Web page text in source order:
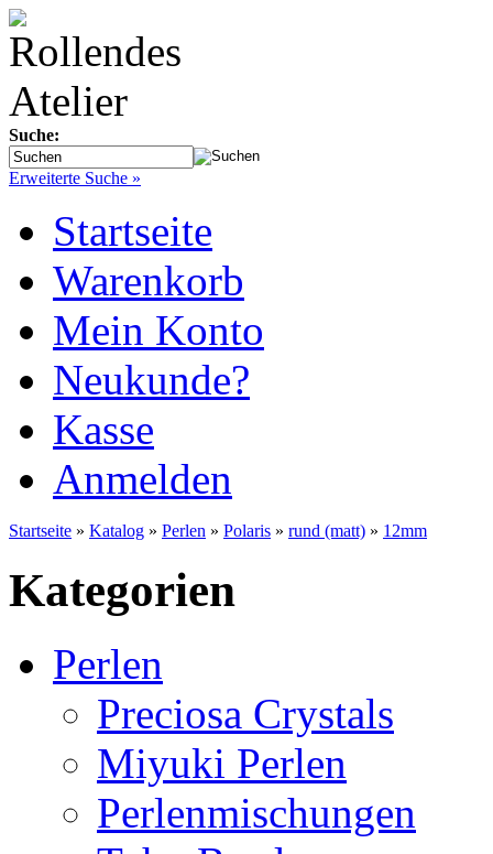
Suche:
Erweiterte Suche »
Startseite
Warenkorb
Mein Konto
Neukunde?
Kasse
Anmelden
Startseite » Katalog » Perlen » Polaris » rund (matt) » 12mm
Kategorien
Perlen
Preciosa Crystals
Miyuki Perlen
Perlenmischungen